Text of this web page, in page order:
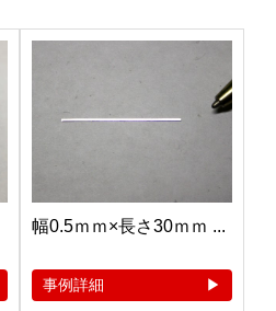
幅0.5ｍｍ×長さ30ｍｍ ...
事例詳細